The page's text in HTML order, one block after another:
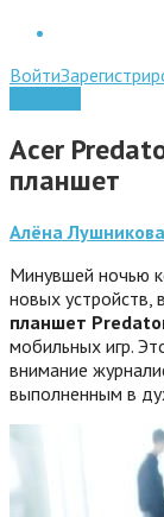
Войти
Acer
планшет
Алёна
Минувшей ночью
новых устройств,
планшет
мобильных игр.
внимание
выполненным в